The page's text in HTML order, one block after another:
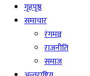
गृहपृष्ठ
समाचार
रंगमञ्च
राजनीति
समाज